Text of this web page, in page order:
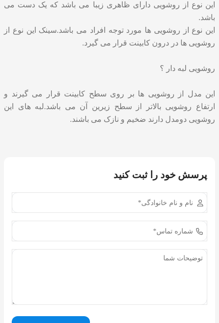
این نوع از روشویی دارای ظاهری زیبا می باشد که یک دست می
باشد.
این نوع از روشویی ها مورد توجه افراد می باشد.سینک این نوع از
روشویی ها در درون کابینت قرار می گیرد.
روشویی لبه دار ؟
این مدل از روشویی ها بر روی سطح کابینت قرار می گیرند و
ارتفاع روشویی بالاتر از سطح زیرین آن می باشد.لبه های این
روشویی دومدل دارند ضخیم و نازک می باشند.
پرسش خود را ثبت کنید